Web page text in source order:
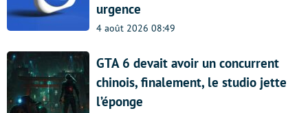
urgence
4 août 2026 08:49
GTA 6 devait avoir un concurrent
chinois, finalement, le studio jette
l’éponge